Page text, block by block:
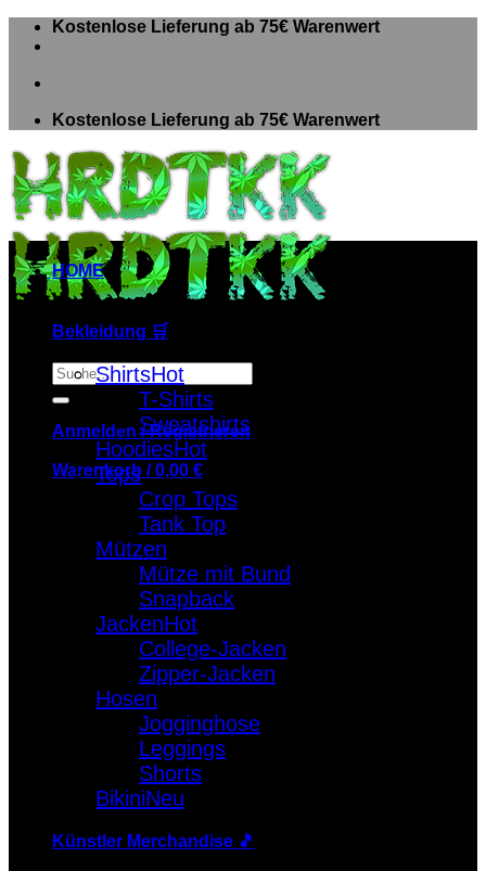
Zum
Inhalt
Kostenlose Lieferung ab 75€ Warenwert
Kostenlose Lieferung ab 75€ Warenwert
Suche
nach:
Anmelden / Registrieren
Warenkorb /0,00 €
Warenkorb
Es befinden sich keine Produkte im Warenkorb.
HOME
Bekleidung 🛒
Shirts
T-Shirts
Sweatshirts
Hoodies
Tops
Crop Tops
Tank Top
Mützen
Mütze mit Bund
Snapback
Jacken
College-Jacken
Zipper-Jacken
Hosen
Jogginghose
Leggings
Shorts
Bikini
Künstler Merchandise 🎵